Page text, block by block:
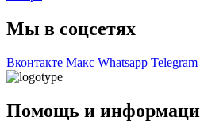
Мы в соцсетях
Вконтакте Макс Whatsapp Telegram
Помощь и